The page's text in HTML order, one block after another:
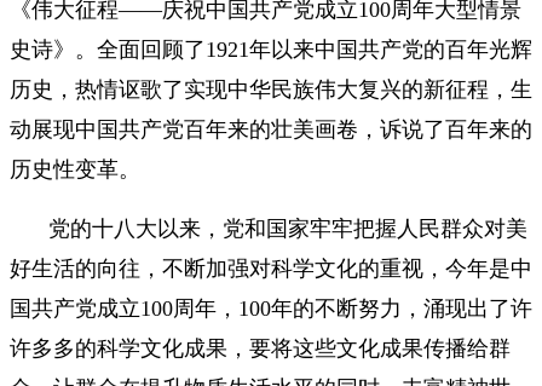
《伟大征程——庆祝中国共产党成立100周年大型情景
史诗》。全面回顾了1921年以来中国共产党的百年光辉
历史，热情讴歌了实现中华民族伟大复兴的新征程，生
动展现中国共产党百年来的壮美画卷，诉说了百年来的
历史性变革。
党的十八大以来，党和国家牢牢把握人民群众对美
好生活的向往，不断加强对科学文化的重视，今年是中
国共产党成立100周年，100年的不断努力，涌现出了许
许多多的科学文化成果，要将这些文化成果传播给群